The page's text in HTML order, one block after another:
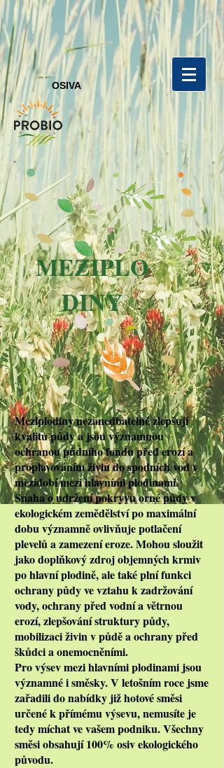
OSIVA
MEZIPLO
DINY
Meziplodiny nezanedbatelně zlepšují
kvalitu půdy a jsou významnou
ochranou půdního fondu před erozí a
proplavováním živin do spodních vod v
mezidobí mezi hlavními plodinami.
Snaha o udržení pokryvu orné půdy v
ekologickém zemědělství po maximální
dobu významně ovlivňuje potlačení
plevelů a zamezení eroze. Mohou sloužit
jako doplňkový zdroj objemných krmiv
po hlavní plodině, ale také plní funkci
ochrany půdy ve vztahu k zadržování
vody, ochrany před vodní a větrnou
erozí, zlepšování struktury půdy,
mobilizaci živin v půdě a ochrany před
škůdci a onemocněními.
Pro výsev mezi hlavními plodinami jsou
významné i směsky. V letošním roce jsme
zařadili do nabídky již hotové směsi
určené k přímému výsevu, nemusíte je
tedy míchat ve vašem podniku. Všechny
směsi obsahují 100% osiv ekologického
původu.